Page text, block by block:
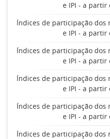
e IPI - a partir
Índices de participação dos
e IPI - a partir
Índices de participação dos
e IPI - a partir
Índices de participação dos
e IPI - a partir
Índices de participação dos
e IPI - a partir
Índices de participação dos